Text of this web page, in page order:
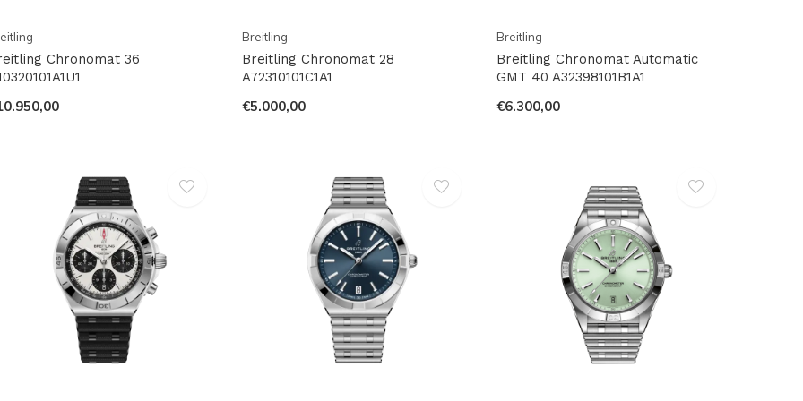
Chronomat 36
Breitling
Breitling Chronomat 28
A72310101C1A1
€5.000,00
Breitling
Breitling Chronomat Automatic
GMT 40 A32398101B1A1
€6.300,00